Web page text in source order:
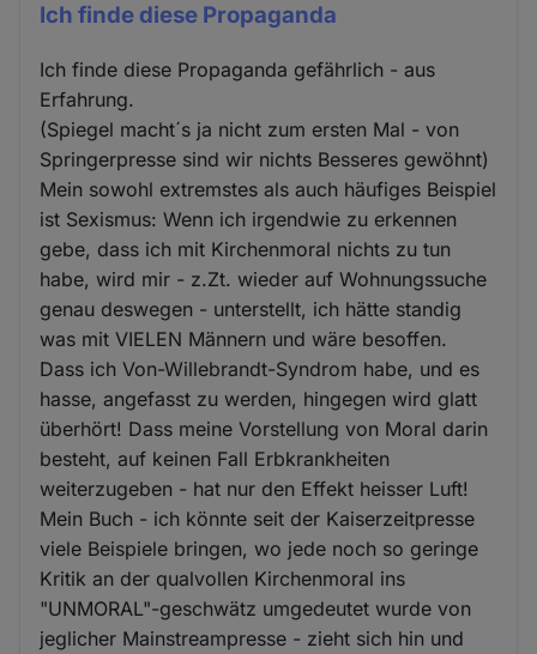
Ich finde diese Propaganda
Ich finde diese Propaganda gefährlich - aus
Erfahrung.
(Spiegel macht´s ja nicht zum ersten Mal - von
Springerpresse sind wir nichts Besseres gewöhnt)
Mein sowohl extremstes als auch häufiges Beispiel
ist Sexismus: Wenn ich irgendwie zu erkennen
gebe, dass ich mit Kirchenmoral nichts zu tun
habe, wird mir - z.Zt. wieder auf Wohnungssuche
genau deswegen - unterstellt, ich hätte standig
was mit VIELEN Männern und wäre besoffen.
Dass ich Von-Willebrandt-Syndrom habe, und es
hasse, angefasst zu werden, hingegen wird glatt
überhört! Dass meine Vorstellung von Moral darin
besteht, auf keinen Fall Erbkrankheiten
weiterzugeben - hat nur den Effekt heisser Luft!
Mein Buch - ich könnte seit der Kaiserzeitpresse
viele Beispiele bringen, wo jede noch so geringe
Kritik an der qualvollen Kirchenmoral ins
"UNMORAL"-geschwätz umgedeutet wurde von
jeglicher Mainstreampresse - zieht sich hin und